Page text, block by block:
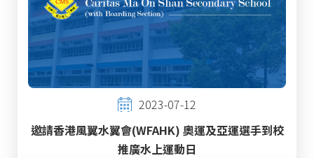
2023-07-12
邀請香港風翼水翼會(WFAHK) 奧運及亞運選手到校
推廣水上運動日